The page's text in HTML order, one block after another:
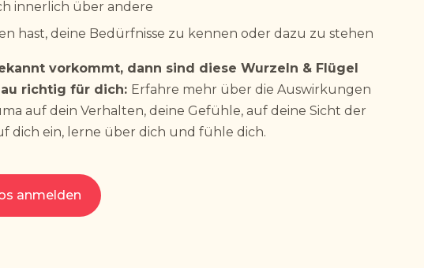
innerlich über andere
hast, deine Bedürfnisse zu kennen oder dazu zu stehen
vorkommt, dann sind diese Wurzeln & Flügel
richtig für dich: Erfahre mehr über die Auswirkungen
auf dein Verhalten, deine Gefühle, auf deine Sicht der
dich ein, lerne über dich und fühle dich.
anmelden